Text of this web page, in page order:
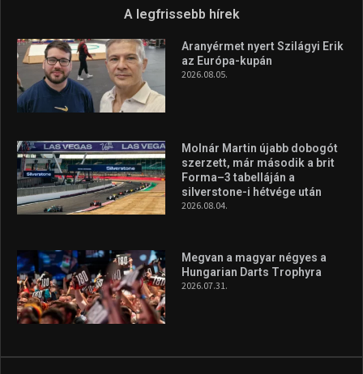
A legfrissebb hírek
Aranyérmet nyert Szilágyi Erik
az Európa-kupán
2026.08.05.
Molnár Martin újabb dobogót
szerzett, már második a brit
Forma–3 tabelláján a
silverstone-i hétvége után
2026.08.04.
Megvan a magyar négyes a
Hungarian Darts Trophyra
2026.07.31.